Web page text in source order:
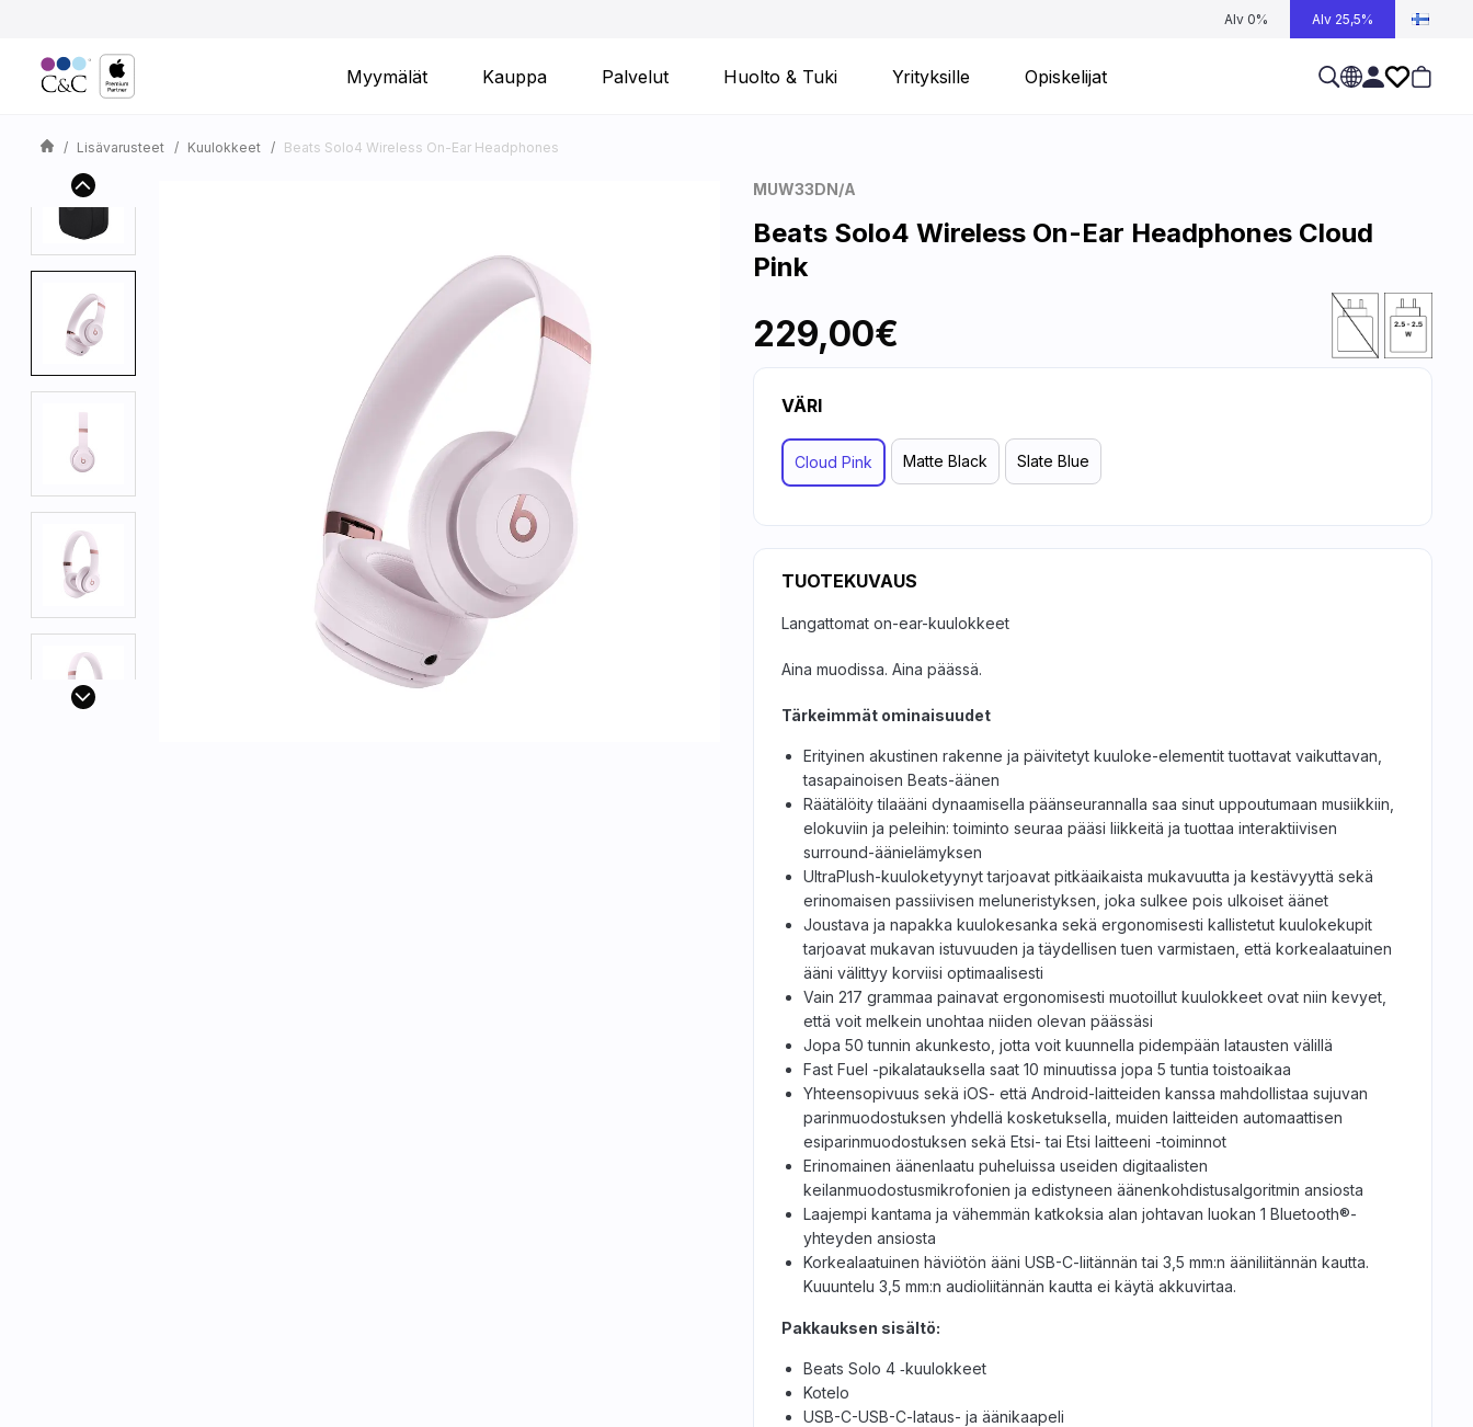
Alv 0% Alv 25,5%
Myymälät Kauppa Palvelut Huolto & Tuki Yrityksille Opiskelijat
Lisävarusteet Kuulokkeet Beats Solo4 Wireless On-Ear Headphones
MUW33DN/A
Beats Solo4 Wireless On-Ear Headphones Cloud
Pink
229,00€
VÄRI
Cloud Pink Matte Black Slate Blue
TUOTEKUVAUS
Langattomat on-ear-kuulokkeet
Aina muodissa. Aina päässä.
Tärkeimmät ominaisuudet
Erityinen akustinen rakenne ja päivitetyt kuuloke-elementit tuottavat vaikuttavan,
tasapainoisen Beats-äänen
Räätälöity tilaääni dynaamisella päänseurannalla saa sinut uppoutumaan musiikkiin,
elokuviin ja peleihin: toiminto seuraa pääsi liikkeitä ja tuottaa interaktiivisen
surround-äänielämyksen
UltraPlush-kuuloketyynyt tarjoavat pitkäaikaista mukavuutta ja kestävyyttä sekä
erinomaisen passiivisen meluneristyksen, joka sulkee pois ulkoiset äänet
Joustava ja napakka kuulokesanka sekä ergonomisesti kallistetut kuulokekupit
tarjoavat mukavan istuvuuden ja täydellisen tuen varmistaen, että korkealaatuinen
ääni välittyy korviisi optimaalisesti
Vain 217 grammaa painavat ergonomisesti muotoillut kuulokkeet ovat niin kevyet,
että voit melkein unohtaa niiden olevan päässäsi
Jopa 50 tunnin akunkesto, jotta voit kuunnella pidempään latausten välillä
Fast Fuel -pikalatauksella saat 10 minuutissa jopa 5 tuntia toistoaikaa
Yhteensopivuus sekä iOS- että Android-laitteiden kanssa mahdollistaa sujuvan
parinmuodostuksen yhdellä kosketuksella, muiden laitteiden automaattisen
esiparinmuodostuksen sekä Etsi- tai Etsi laitteeni -toiminnot
Erinomainen äänenlaatu puheluissa useiden digitaalisten
keilanmuodostusmikrofonien ja edistyneen äänenkohdistusalgoritmin ansiosta
Laajempi kantama ja vähemmän katkoksia alan johtavan luokan 1 Bluetooth®-
yhteyden ansiosta
Korkealaatuinen häviötön ääni USB-C-liitännän tai 3,5 mm:n ääniliitännän kautta.
Kuuuntelu 3,5 mm:n audioliitännän kautta ei käytä akkuvirtaa.
Pakkauksen sisältö:
Beats Solo 4 ‑kuulokkeet
Kotelo
USB-C-USB-C-lataus- ja äänikaapeli